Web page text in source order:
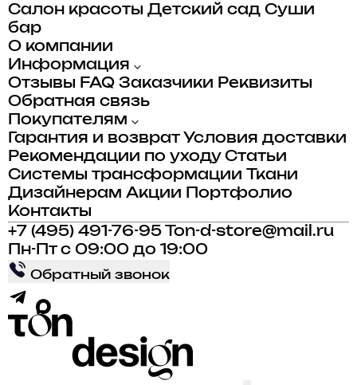
Салон красоты Детский сад Суши
бар
О компании
Информация
Отзывы FAQ Заказчики Реквизиты
Обратная связь
Покупателям
Гарантия и возврат Условия доставки
Рекомендации по уходу Статьи
Системы трансформации
Ткани
Дизайнерам Акции
Портфолио
Контакты
+7 (495) 491-76-95
Ton-d-store@mail.ru
Пн-Пт с 09:00 до 19:00
Обратный звонок